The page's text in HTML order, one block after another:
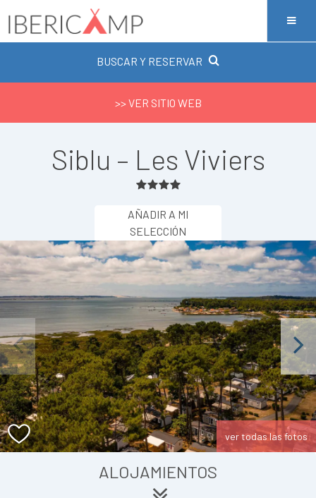
BUSCAR Y RESERVAR
>> VER SITIO WEB
Siblu – Les Viviers
AÑADIR A MI
SELECCIÓN
Next
ver todas las fotos
ALOJAMIENTOS